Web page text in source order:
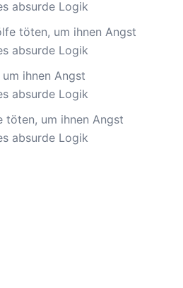
absurde Logik
töten, um ihnen Angst
absurde Logik
ihnen Angst
absurde Logik
töten, um ihnen Angst
absurde Logik